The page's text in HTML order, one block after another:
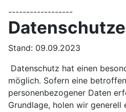
------------------
Stand: 09.09.2023
Datenschutz hat einen
möglich. Sofern eine
personenbezogener Daten
Grundlage, holen wir